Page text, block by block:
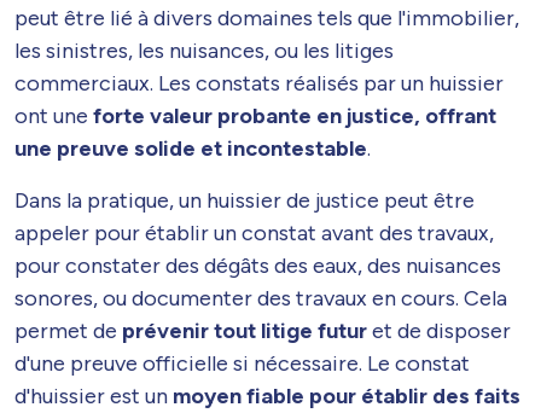
peut être lié à divers domaines tels que l'immobilier,
les sinistres, les nuisances, ou les litiges
commerciaux. Les constats réalisés par un huissier
ont une forte valeur probante en justice, offrant
une preuve solide et incontestable.
Dans la pratique, un huissier de justice peut être
appeler pour établir un constat avant des travaux,
pour constater des dégâts des eaux, des nuisances
sonores, ou documenter des travaux en cours. Cela
permet de prévenir tout litige futuret de disposer
d'une preuve officielle si nécessaire. Le constat
d'huissier est un moyen fiable pour établir des faits